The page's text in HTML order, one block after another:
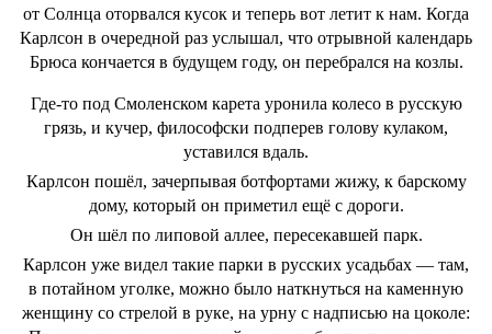
от Солнца оторвался кусок и теперь вот летит к нам. Когда
Карлсон в очередной раз услышал, что отрывной календарь
Брюса кончается в будущем году, он перебрался на козлы.
Где-то под Смоленском карета уронила колесо в русскую
грязь, и кучер, философски подперев голову кулаком,
уставился вдаль.
Карлсон пошёл, зачерпывая ботфортами жижу, к барскому
дому, который он приметил ещё с дороги.
Он шёл по липовой аллее, пересекавшей парк.
Карлсон уже видел такие парки в русских усадьбах ― там,
в потайном уголке, можно было наткнуться на каменную
женщину со стрелой в руке, на урну с надписью на цоколе: